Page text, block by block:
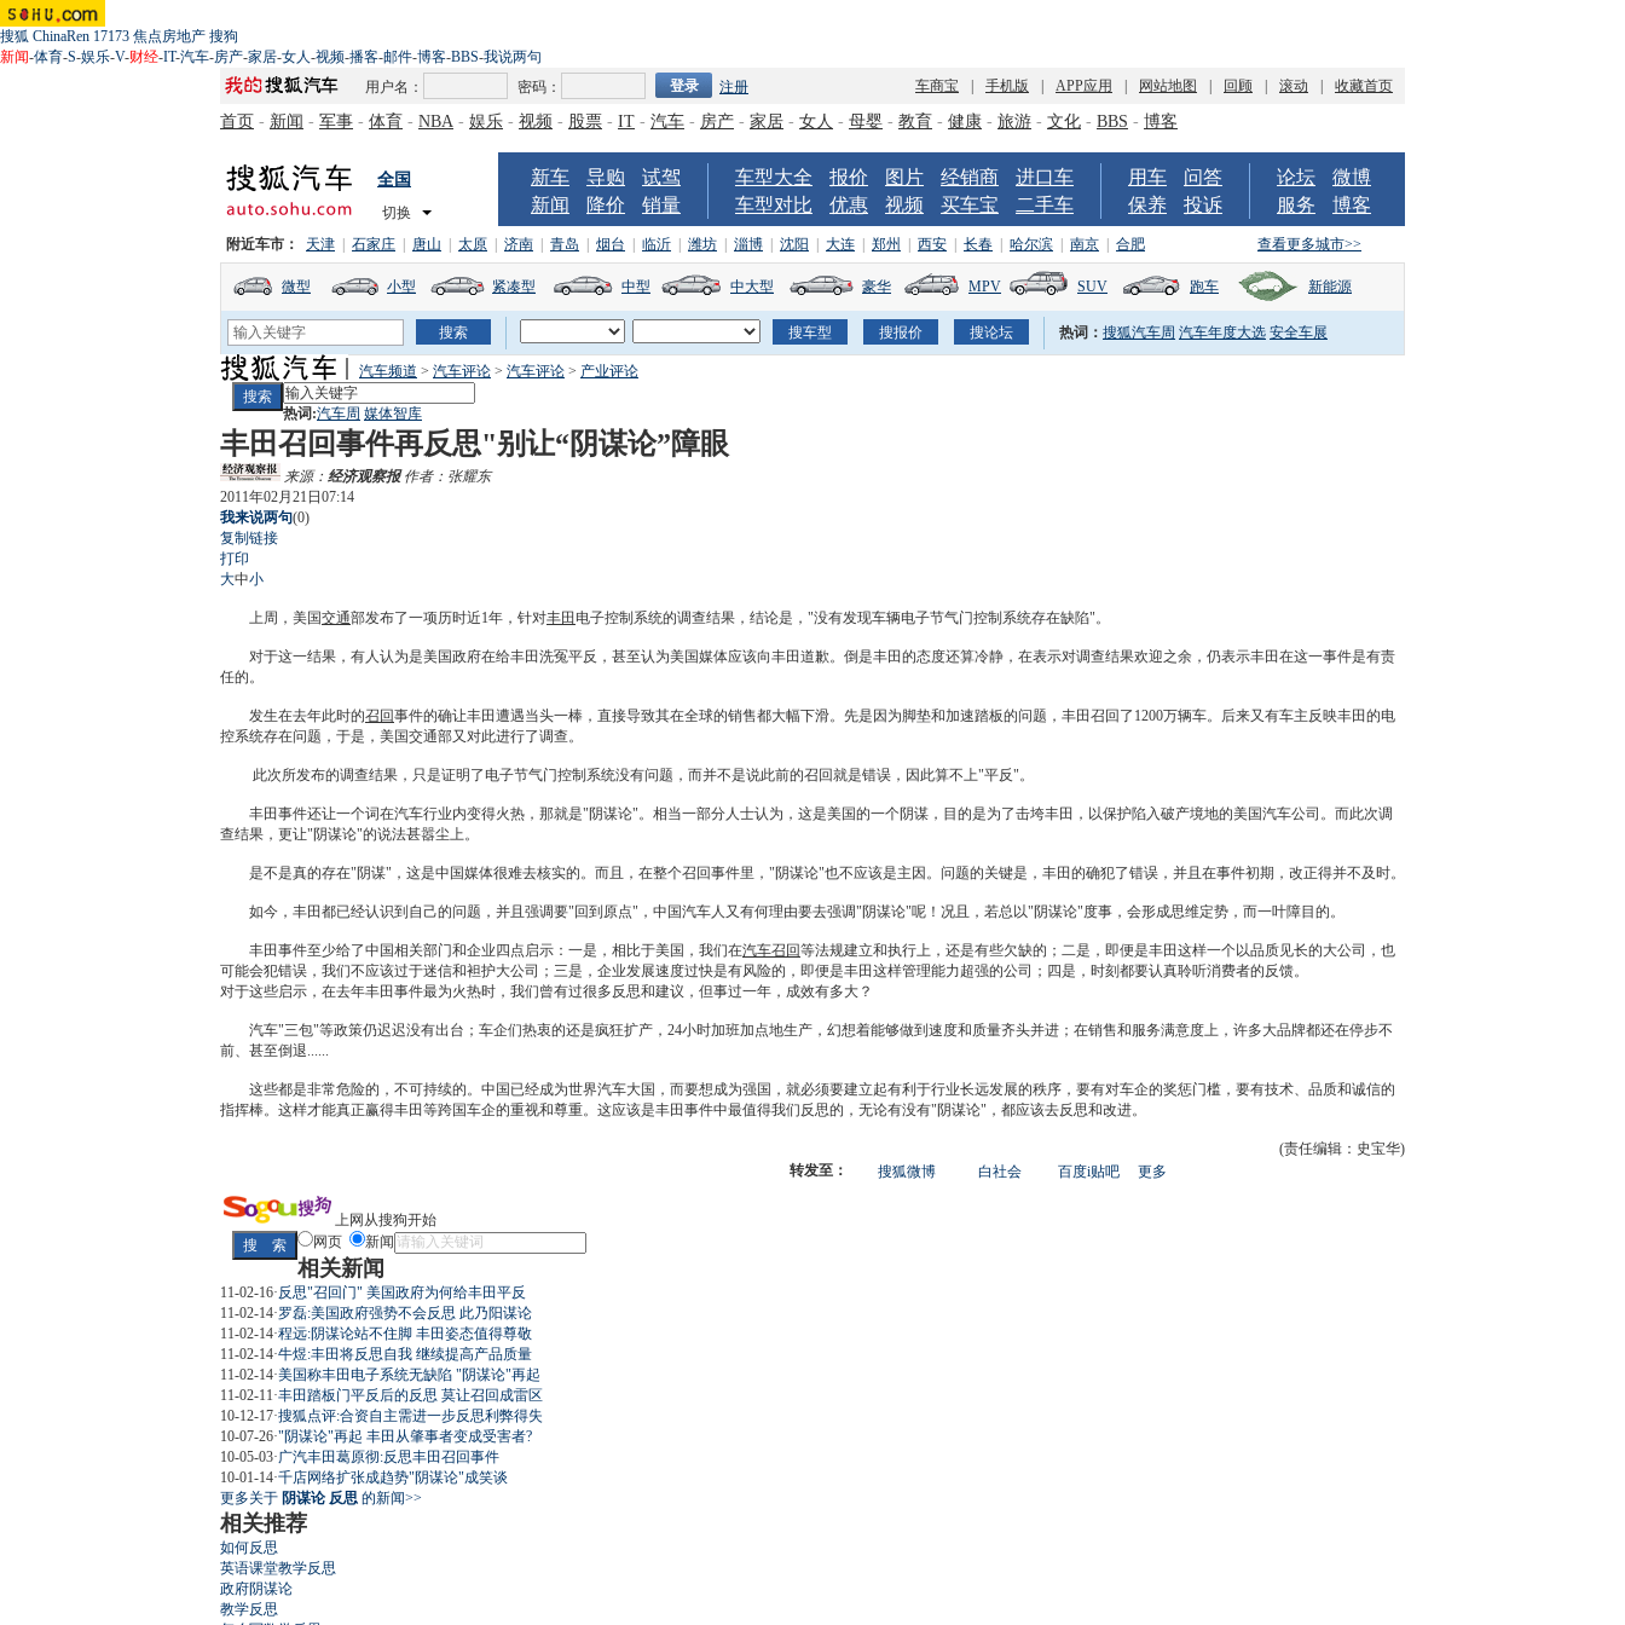
搜狐 ChinaRen 17173 焦点房地产 搜狗
新闻-体育-S-娱乐-V-财经-IT-汽车-房产-家居-女人-视频-播客-邮件-博客-BBS-我说两句
用户名：
密码： 注册 车商宝 手机版 APP应用 网站地图 回顾 滚动 收藏首页
首页 - 新闻 - 军事 - 体育 - NBA - 娱乐 - 视频 - 股票 - IT - 汽车 - 房产 - 家居 - 女人 - 母婴 - 教育 - 健康 - 旅游 - 文化 - BBS - 博客
全国
切换
新车 导购
试驾
新闻
降价 销量
车型大全 报价 图片 经销商
进口车
车型对比
优惠 视频 买车宝 二手车
用车
问答
保养
投诉
论坛
微博
服务
博客
查看更多城市>>
附近车市： 天津 石家庄 唐山 太原 济南 青岛 烟台 临沂 潍坊 淄博 沈阳 大连 郑州 西安 长春 哈尔滨 南京 合肥
微型 小型 紧凑型 中型 中大型 豪华 MPV SUV 跑车 新能源
热词： 搜狐汽车周 汽车年度大选 安全车展
汽车频道 > 汽车评论 > 汽车评论 > 产业评论
热词:汽车周 媒体智库
丰田召回事件再反思"别让“阴谋论”障眼
来源： 经济观察报作者：张耀东
2011年02月21日07:14
我来说两句(0)
复制链接
打印
大中小
上周，美国交通部发布了一项历时近1年，针对丰田 电子控制系统的调查结果，结论是，"没有发现车辆电子节气门控制系统存在缺陷"。
对于这一结果，有人认为是美国政府在给丰田洗冤平反，甚至认为美国媒体应该向丰田道歉。倒是丰田的态度还算冷静，在表示对调查结果欢迎之余，仍表示丰田在这一事件是有责
任的。
发生在去年此时的召回事件的确让丰田遭遇当头一棒，直接导致其在全球的销售都大幅下滑。先是因为脚垫和加速踏板的问题， 丰田召回 了1200万辆车。后来又有车主反映丰田的电
控系统存在问题，于是，美国交通部又对此进行了调查。
此次所发布的调查结果，只是证明了电子节气门控制系统没有问题，而并不是说此前的召回就是错误，因此算不上"平反"。
丰田事件还让一个词在汽车行业内变得火热，那就是"阴谋论"。相当一部分人士认为，这是美国的一个阴谋，目的是为了击垮丰田 ，以保护陷入破产境地的美国汽车公司。而此次调
查结果，更让"阴谋论"的说法甚嚣尘上。
是不是真的存在"阴谋"，这是中国媒体很难去核实的。而且，在整个召回事件里，"阴谋论"也不应该是主因。问题的关键是， 丰田的确犯了错误，并且在事件初期，改正得并不及时。
如今， 丰田都已经认识到自己的问题，并且强调要"回到原点"，中国汽车人又有何理由要去强调"阴谋论"呢！况且，若总以"阴谋论"度事，会形成思维定势，而一叶障目的。
丰田事件至少给了中国相关部门和企业四点启示：一是，相比于美国，我们在汽车召回等法规建立和执行上，还是有些欠缺的；二是，即便是丰田这样一个以品质见长的大公司，也
可能会犯错误，我们不应该过于迷信和袒护大公司；三是，企业发展速度过快是有风险的，即便是丰田这样管理能力超强的公司；四是，时刻都要认真聆听消费者的反馈。
对于这些启示，在去年丰田事件最为火热时，我们曾有过很多反思和建议，但事过一年，成效有多大？
汽车"三包"等政策仍迟迟没有出台；车企们热衷的还是疯狂扩产，24小时加班加点地生产，幻想着能够做到速度和质量齐头并进；在销售和服务满意度上，许多大品牌都还在停步不
前、甚至倒退......
这些都是非常危险的，不可持续的。中国已经成为世界汽车大国，而要想成为强国，就必须要建立起有利于行业长远发展的秩序，要有对车企的奖惩门槛，要有技术、品质和诚信的
指挥棒。这样才能真正赢得丰田等跨国车企的重视和尊重。这应该是丰田事件中最值得我们反思的，无论有没有"阴谋论"，都应该去反思和改进。
(责任编辑：史宝华)
更多开
转发至： 搜狐微博 白社会 百度i贴吧
上网从搜狗开始
网页
新闻
相关新闻
11-02-16· 反思"召回门" 美国政府为何给丰田平反
11-02-14·罗磊:美国政府强势不会反思 此乃阳谋论
11-02-14·程远:阴谋论站不住脚 丰田姿态值得尊敬
11-02-14·牛煜:丰田将反思自我 继续提高产品质量
11-02-14·美国称丰田电子系统无缺陷 "阴谋论"再起
11-02-11 ·丰田踏板门平反后的反思 莫让召回成雷区
10-12-17·搜狐点评:合资自主需进一步反思利弊得失
10-07-26·"阴谋论"再起 丰田从肇事者变成受害者?
10-05-03·广汽丰田葛原彻:反思丰田召回事件
10-01-14·千店网络扩张成趋势"阴谋论"成笑谈
更多关于 阴谋论 反思 的新闻>>
相关推荐
如何反思
英语课堂教学反思
政府阴谋论
教学反思